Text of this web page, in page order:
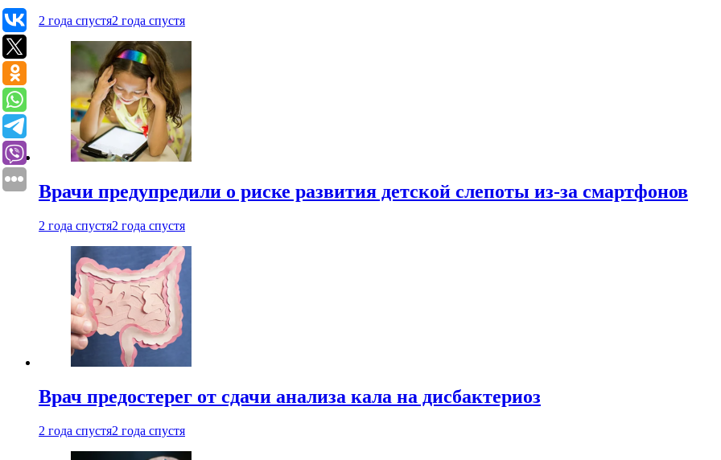
2 года спустя2 года спустя
Врачи предупредили о риске развития детской слепоты из-за смартфонов
2 года спустя2 года спустя
Врач предостерег от сдачи анализа кала на дисбактериоз
2 года спустя2 года спустя